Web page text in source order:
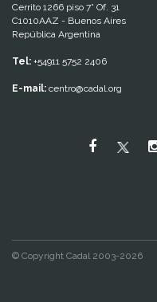
Cerrito 1266 piso 7° Of. 31
C1010AAZ - Buenos Aires
República Argentina
Tel: +54911 5752 2406
E-mail: centro@cadal.org
© Copyright Cadal 2003-2026